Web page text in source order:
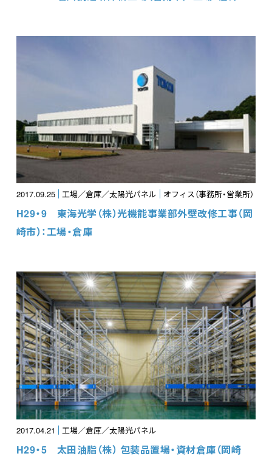
2017.09.25 工場／倉庫／太陽光パネル オフィス（事務所・営業所）
H29・9 東海光学（株）光機能事業部外壁改修工事（岡
崎市）：工場・倉庫
2017.04.21 工場／倉庫／太陽光パネル
H29・5 太田油脂（株） 包装品置場・資材倉庫（岡崎